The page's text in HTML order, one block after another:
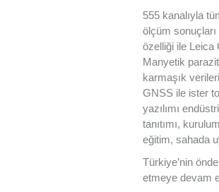
555 kanalıyla
ölçüm
özelliği ile Leica
Manyetik
karmaşık
GNSS ile ister
yazılımı
tanıtımı,
eğitim, sahada
Türkiye’nin
etmeye devam